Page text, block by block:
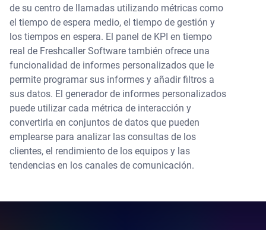
de su centro de llamadas utilizando métricas como
el tiempo de espera medio, el tiempo de gestión y
los tiempos en espera. El panel de KPI en tiempo
real de Freshcaller Software también ofrece una
funcionalidad de informes personalizados que le
permite programar sus informes y añadir filtros a
sus datos. El generador de informes personalizados
puede utilizar cada métrica de interacción y
convertirla en conjuntos de datos que pueden
emplearse para analizar las consultas de los
clientes, el rendimiento de los equipos y las
tendencias en los canales de comunicación.